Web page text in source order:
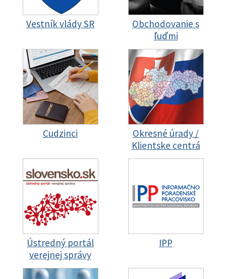
Vestník vlády SR
Obchodovanie s
ľuďmi
Cudzinci
Okresné úrady /
Klientske centrá
Ústredný portál
verejnej správy
IPP